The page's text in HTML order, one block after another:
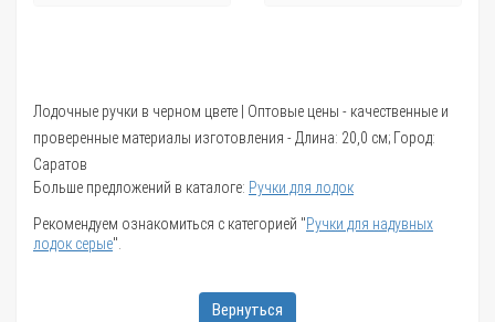
Лодочные ручки в черном цвете | Оптовые цены - качественные и
проверенные материалы изготовления - Длина: 20,0 см; Город:
Саратов
Больше предложений в каталоге: Ручки для лодок
Рекомендуем ознакомиться с категорией "Ручки для надувных
лодок серые".
Вернуться